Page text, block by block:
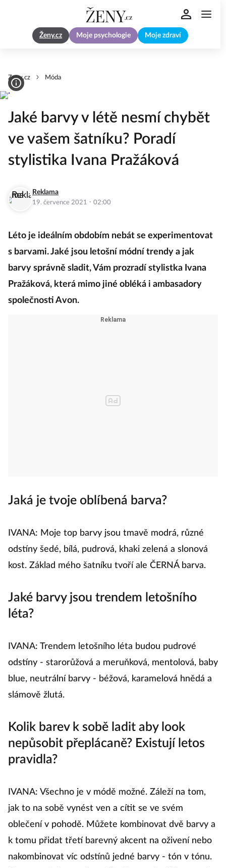
Ženy.cz Moje psychologie Moje zdraví
Zeny.cz Móda
Jaké barvy v létě nesmí chybět
ve vašem šatníku? Poradí
stylistika Ivana Pražáková
Reklama
19. července 2021 · 02:00
Léto je ideálním obdobím nebát se experimentovat
s barvami. Jaké jsou letošní módní trendy a jak
barvy správně sladit, Vám prozradí stylistka Ivana
Pražáková, která mimo jiné obléká i ambasadory
společnosti Avon.
Jaká je tvoje oblíbená barva?
IVANA: Moje top barvy jsou tmavě modrá, různé
odstíny šedé, bílá, pudrová, khaki zelená a slonová
kost. Základ mého šatníku tvoří ale ČERNÁ barva.
Jaké barvy jsou trendem letošního
léta?
IVANA: Trendem letošního léta budou pudrové
odstíny - starorůžová a meruňková, mentolová, baby
blue, neutrální barvy - béžová, karamelová hnědá a
slámově žlutá.
Kolik barev k sobě ladit aby look
nepůsobit přeplácaně? Existují letos
pravidla?
IVANA: Všechno je v módě možné. Záleží na tom,
jak to na sobě vynést ven a cítit se ve svém
oblečení v pohodě. Můžete kombinovat dvě barvy a
k tomu přidat třetí barevný akcent na oživení nebo
nakombinovat víc odstínů jedné barvy - tón v tónu.